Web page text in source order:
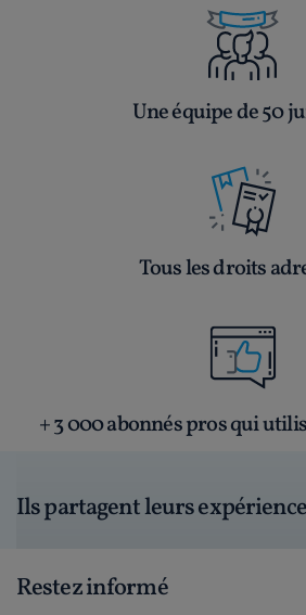
Une équipe de 50
Tous les droits
+ 3 000 abonnés pros qui
Ils partagent leurs
Restez informé